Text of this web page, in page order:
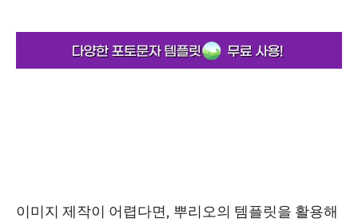
이미지 제작이 어렵다면, 뿌리오의 템플릿을 활용해